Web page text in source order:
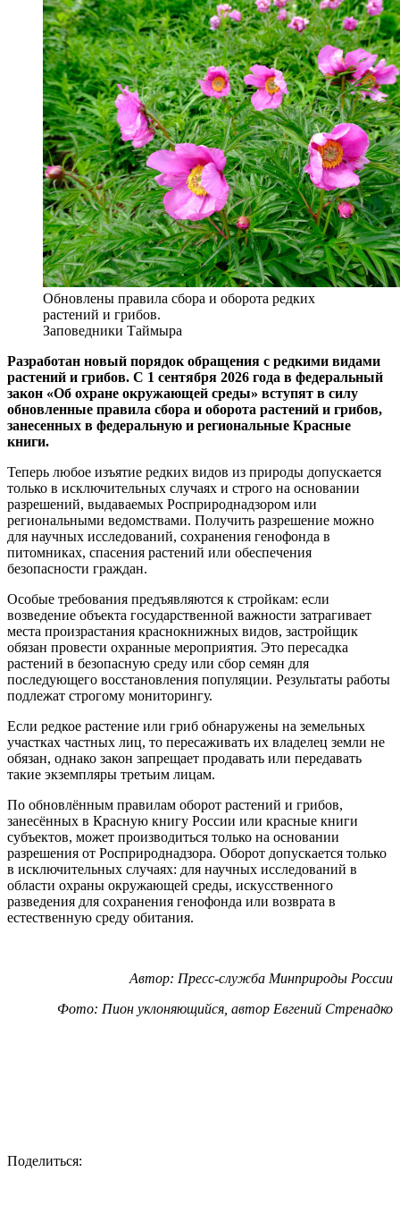
Обновлены правила сбора и оборота редких
растений и грибов.
Заповедники Таймыра
Разработан новый порядок обращения с редкими видами
растений и грибов. С 1 сентября 2026 года в федеральный
закон «Об охране окружающей среды» вступят в силу
обновленные правила сбора и оборота растений и грибов,
занесенных в федеральную и региональные Красные
книги.
Теперь любое изъятие редких видов из природы допускается
только в исключительных случаях и строго на основании
разрешений, выдаваемых Росприроднадзором или
региональными ведомствами. Получить разрешение можно
для научных исследований, сохранения генофонда в
питомниках, спасения растений или обеспечения
безопасности граждан.
Особые требования предъявляются к стройкам: если
возведение объекта государственной важности затрагивает
места произрастания краснокнижных видов, застройщик
обязан провести охранные мероприятия. Это пересадка
растений в безопасную среду или сбор семян для
последующего восстановления популяции. Результаты работы
подлежат строгому мониторингу.
Если редкое растение или гриб обнаружены на земельных
участках частных лиц, то пересаживать их владелец земли не
обязан, однако закон запрещает продавать или передавать
такие экземпляры третьим лицам.
По обновлённым правилам оборот растений и грибов,
занесённых в Красную книгу России или красные книги
субъектов, может производиться только на основании
разрешения от Росприроднадзора. Оборот допускается только
в исключительных случаях: для научных исследований в
области охраны окружающей среды, искусственного
разведения для сохранения генофонда или возврата в
естественную среду обитания.
Автор: Пресс-служба Минприроды России
Фото: Пион уклоняющийся, автор Евгений Стренадко
Поделиться: